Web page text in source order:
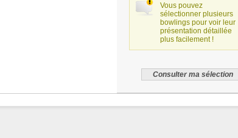
Vous pouvez
sélectionner plusieurs
bowlings pour voir leur
présentation détaillée
plus facilement !